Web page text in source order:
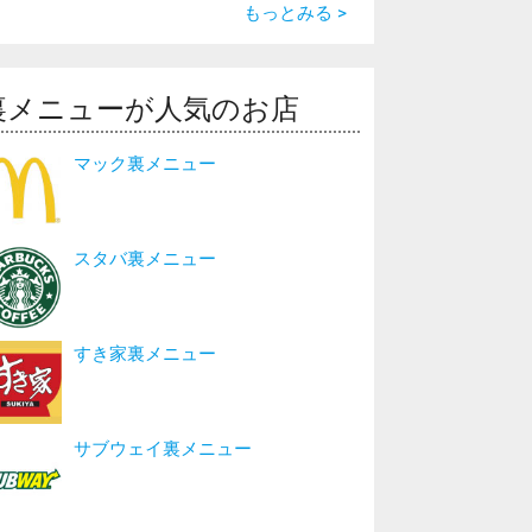
もっとみる >
メニューが人気のお店
マック裏メニュー
スタバ裏メニュー
すき家裏メニュー
サブウェイ裏メニュー